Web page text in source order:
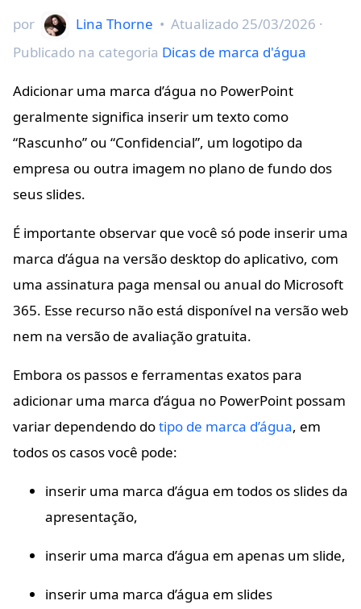
por Lina Thorne • Atualizado 25/03/2026 ·
Publicado na categoria Dicas de marca d'água
Adicionar uma marca d’água no PowerPoint
geralmente significa inserir um texto como
“Rascunho” ou “Confidencial”, um logotipo da
empresa ou outra imagem no plano de fundo dos
seus slides.
É importante observar que você só pode inserir uma
marca d’água na versão desktop do aplicativo, com
uma assinatura paga mensal ou anual do Microsoft
365. Esse recurso não está disponível na versão web
nem na versão de avaliação gratuita.
Embora os passos e ferramentas exatos para
adicionar uma marca d’água no PowerPoint possam
variar dependendo dotipo de marca d’água, em
todos os casos você pode:
inserir uma marca d’água em todos os slides da
apresentação,
inserir uma marca d’água em apenas um slide,
inserir uma marca d’água em slides